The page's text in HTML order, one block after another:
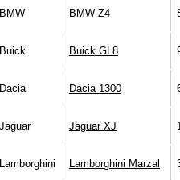
BMW BMW Z4
Buick Buick GL8
Dacia Dacia 1300
Jaguar Jaguar XJ
Lamborghini Lamborghini Marzal